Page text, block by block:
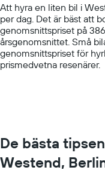
has
1
Y
axis
displaying
values.
Att hyra en liten bil i
per dag. Det är bäst att
genomsnittspriset på
årsgenomsnittet. Små
genomsnittspriset för
prismedvetna resenärer.
De bästa
Westend,